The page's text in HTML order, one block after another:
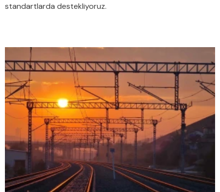
standartlarda destekliyoruz.